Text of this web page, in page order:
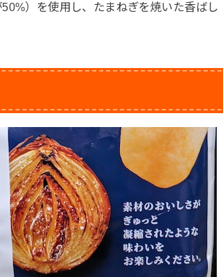
）を使用し、たまねぎを焼いた香ばし